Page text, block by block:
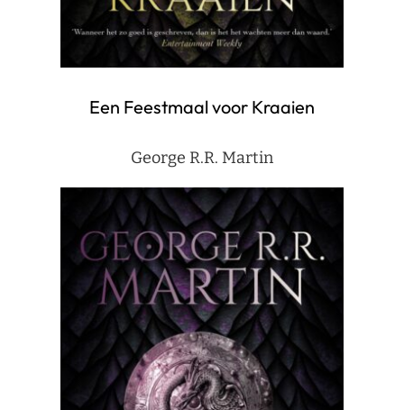
Een Feestmaal voor Kraaien
George R.R. Martin